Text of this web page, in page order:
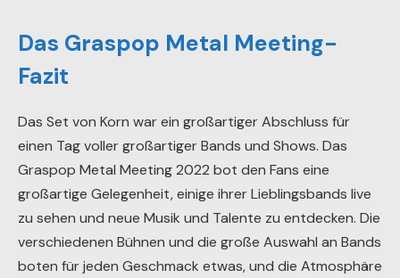
Das Graspop Metal Meeting-
Fazit
Das Set von Korn war ein großartiger Abschluss für
einen Tag voller großartiger Bands und Shows. Das
Graspop Metal Meeting 2022 bot den Fans eine
großartige Gelegenheit, einige ihrer Lieblingsbands live
zu sehen und neue Musik und Talente zu entdecken. Die
verschiedenen Bühnen und die große Auswahl an Bands
boten für jeden Geschmack etwas, und die Atmosphäre